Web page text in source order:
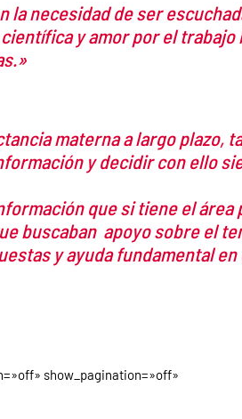
la necesidad de ser
y amor por el trabajo
materna a largo plazo,
y decidir con ello
que si tiene el área
buscaban apoyo sobre el
y ayuda fundamental en
show_pagination=»off»